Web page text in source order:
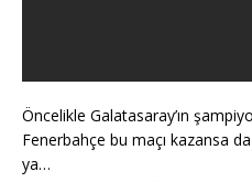
Öncelikle Galatasaray’ın
Fenerbahçe bu maçı kazansa
ya…